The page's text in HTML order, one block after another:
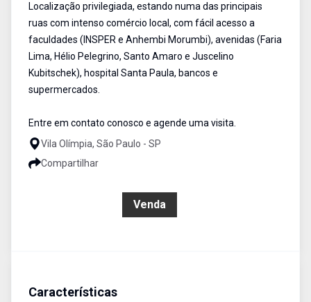
Localização privilegiada, estando numa das principais
ruas com intenso comércio local, com fácil acesso a
faculdades (INSPER e Anhembi Morumbi), avenidas (Faria
Lima, Hélio Pelegrino, Santo Amaro e Juscelino
Kubitschek), hospital Santa Paula, bancos e
supermercados.
Entre em contato conosco e agende uma visita.
Vila Olímpia, São Paulo - SP
Compartilhar
Venda
Características